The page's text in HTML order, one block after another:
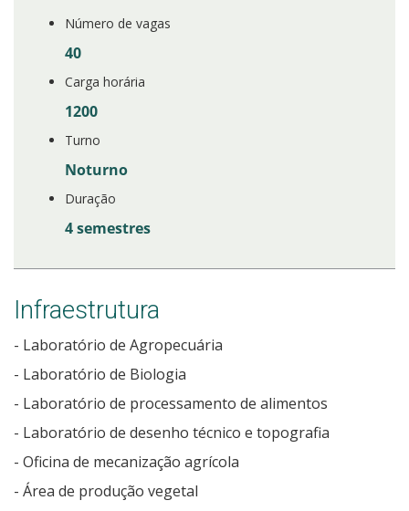
Número de vagas
40
Carga horária
1200
Turno
Noturno
Duração
4 semestres
Infraestrutura
- Laboratório de Agropecuária
- Laboratório de Biologia
- Laboratório de processamento de alimentos
- Laboratório de desenho técnico e topografia
- Oficina de mecanização agrícola
- Área de produção vegetal